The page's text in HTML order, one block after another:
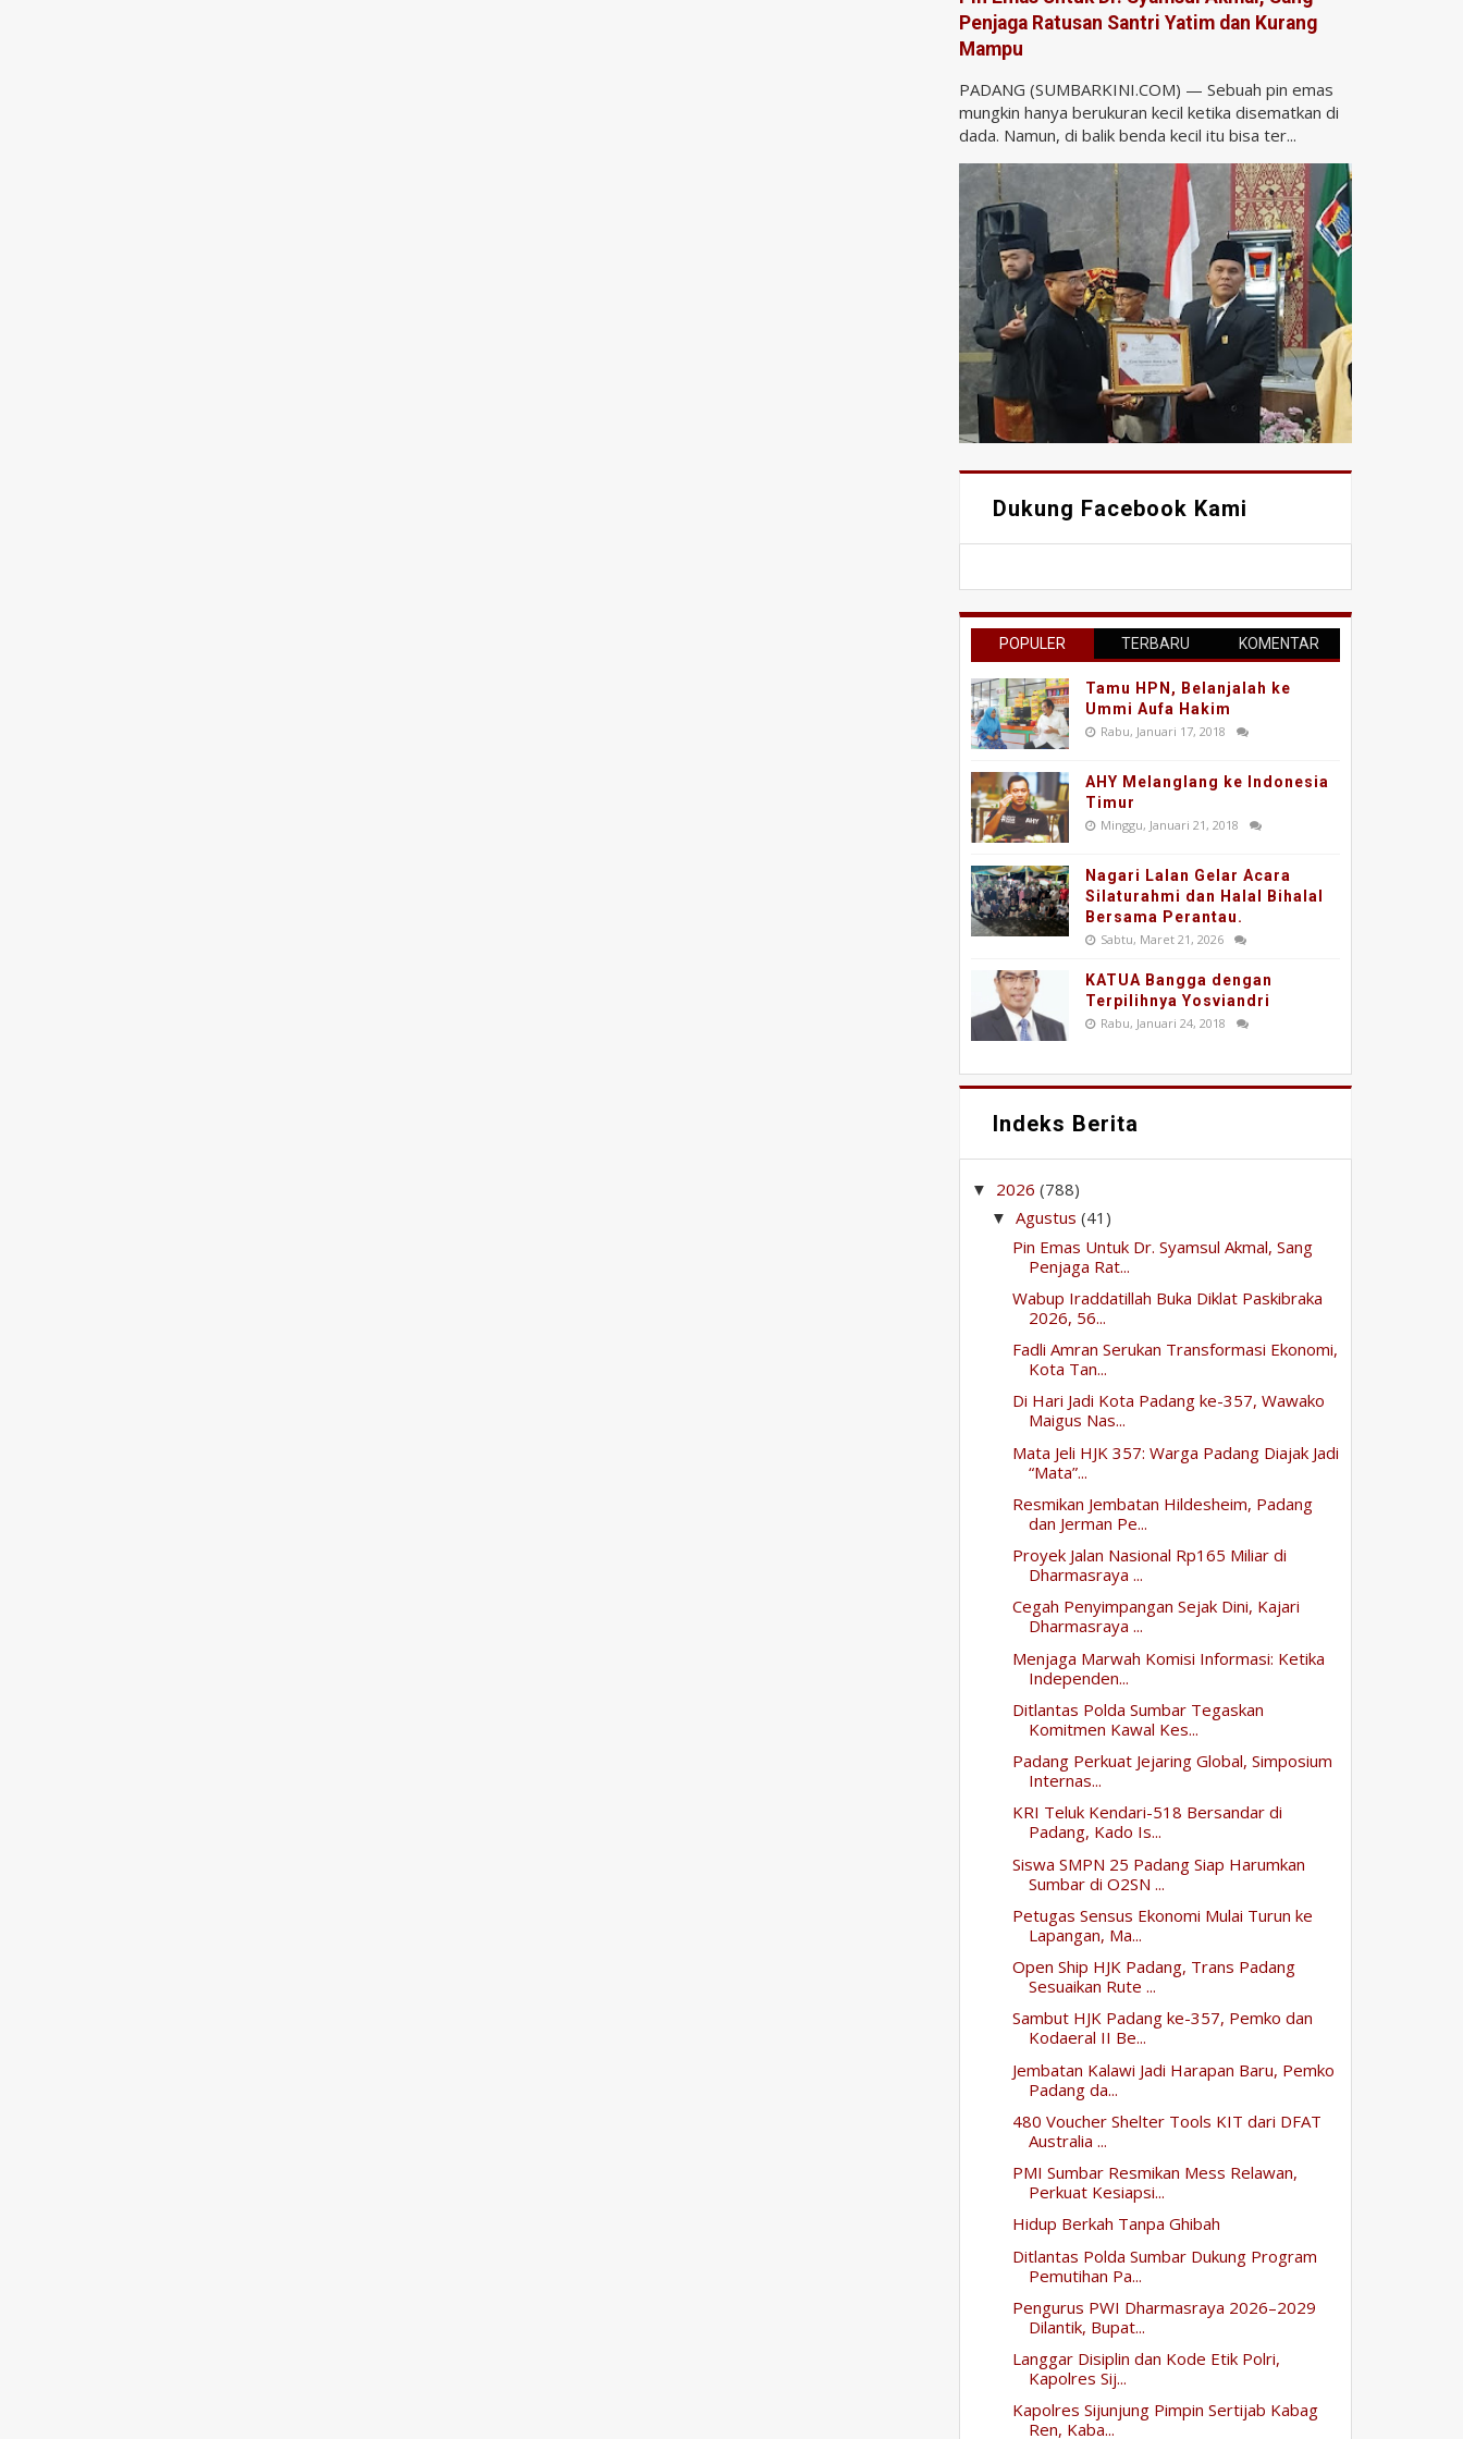
Penjaga Ratusan Santri Yatim dan Kurang
Mampu
PADANG (SUMBARKINI.COM) — Sebuah pin emas
mungkin hanya berukuran kecil ketika disematkan di
dada. Namun, di balik benda kecil itu bisa ter...
Dukung Facebook Kami
POPULER TERBARU KOMENTAR
Tamu HPN, Belanjalah ke
Ummi Aufa Hakim
Rabu, Januari 17, 2018
AHY Melanglang ke Indonesia
Timur
Minggu, Januari 21, 2018
Nagari Lalan Gelar Acara
Silaturahmi dan Halal Bihalal
Bersama Perantau.
Sabtu, Maret 21, 2026
KATUA Bangga dengan
Terpilihnya Yosviandri
Rabu, Januari 24, 2018
Indeks Berita
▼ 2026(788)
▼Agustus(41)
Pin Emas Untuk Dr. Syamsul Akmal, Sang
Penjaga Rat...
Wabup Iraddatillah Buka Diklat Paskibraka
2026, 56...
Fadli Amran Serukan Transformasi Ekonomi,
Kota Tan...
Di Hari Jadi Kota Padang ke-357, Wawako
Maigus Nas...
Mata Jeli HJK 357: Warga Padang Diajak Jadi
“Mata”...
Resmikan Jembatan Hildesheim, Padang
dan Jerman Pe...
Proyek Jalan Nasional Rp165 Miliar di
Dharmasraya ...
Cegah Penyimpangan Sejak Dini, Kajari
Dharmasraya ...
Menjaga Marwah Komisi Informasi: Ketika
Independen...
Ditlantas Polda Sumbar Tegaskan
Komitmen Kawal Kes...
Padang Perkuat Jejaring Global, Simposium
Internas...
KRI Teluk Kendari-518 Bersandar di
Padang, Kado Is...
Siswa SMPN 25 Padang Siap Harumkan
Sumbar di O2SN ...
Petugas Sensus Ekonomi Mulai Turun ke
Lapangan, Ma...
Open Ship HJK Padang, Trans Padang
Sesuaikan Rute ...
Sambut HJK Padang ke-357, Pemko dan
Kodaeral II Be...
Jembatan Kalawi Jadi Harapan Baru, Pemko
Padang da...
480 Voucher Shelter Tools KIT dari DFAT
Australia ...
PMI Sumbar Resmikan Mess Relawan,
Perkuat Kesiapsi...
Hidup Berkah Tanpa Ghibah
Ditlantas Polda Sumbar Dukung Program
Pemutihan Pa...
Pengurus PWI Dharmasraya 2026–2029
Dilantik, Bupat...
Langgar Disiplin dan Kode Etik Polri,
Kapolres Sij...
Kapolres Sijunjung Pimpin Sertijab Kabag
Ren, Kaba...